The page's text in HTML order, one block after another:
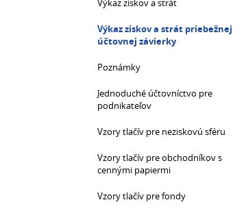
Výkaz ziskov a strát
Výkaz ziskov a strát priebežnej
účtovnej závierky
Poznámky
Jednoduché účtovníctvo pre
podnikateľov
Vzory tlačív pre neziskovú sféru
Vzory tlačív pre obchodníkov s
cennými papiermi
Vzory tlačív pre fondy